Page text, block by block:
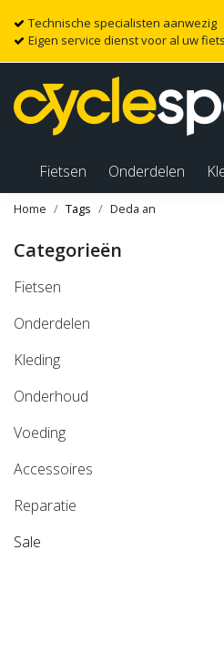
Technische specialisten aanwezig
Eigen service dienst voor al uw
Fietsen Onderdelen
Home Tags Deda an
Categorieën
Fietsen
Onderdelen
Kleding
Onderhoud
Voeding
Accessoires
Reparatie
Sale